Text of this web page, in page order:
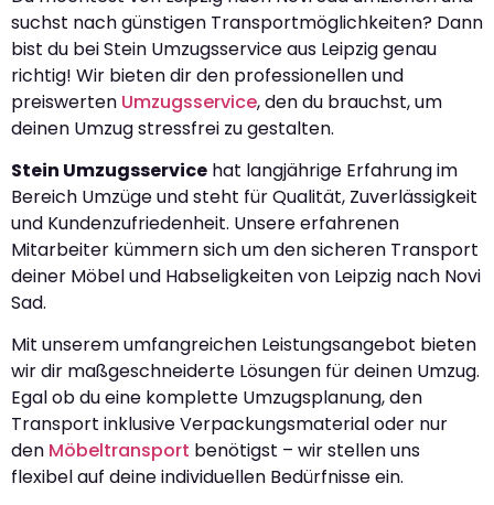
suchst nach günstigen Transportmöglichkeiten? Dann
bist du bei Stein Umzugsservice aus Leipzig genau
richtig! Wir bieten dir den professionellen und
preiswerten Umzugsservice, den du brauchst, um
deinen Umzug stressfrei zu gestalten.
Stein Umzugsservice hat langjährige Erfahrung im
Bereich Umzüge und steht für Qualität, Zuverlässigkeit
und Kundenzufriedenheit. Unsere erfahrenen
Mitarbeiter kümmern sich um den sicheren Transport
deiner Möbel und Habseligkeiten von Leipzig nach Novi
Sad.
Mit unserem umfangreichen Leistungsangebot bieten
wir dir maßgeschneiderte Lösungen für deinen Umzug.
Egal ob du eine komplette Umzugsplanung, den
Transport inklusive Verpackungsmaterial oder nur
den Möbeltransport benötigst – wir stellen uns
flexibel auf deine individuellen Bedürfnisse ein.